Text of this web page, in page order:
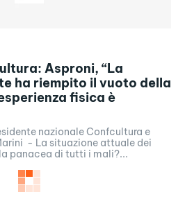
Asproni, “La
ha riempito il vuoto della
fisica è
nazionale Confcultura e
- La situazione attuale dei
panacea di tutti i mali?...